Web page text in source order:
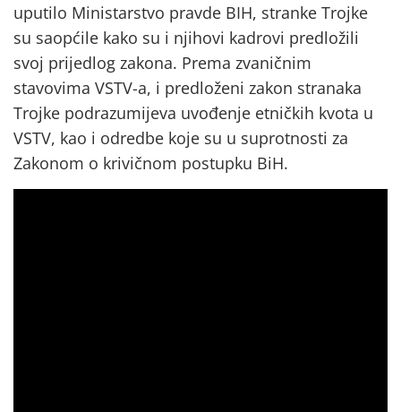
uputilo Ministarstvo pravde BIH, stranke Trojke
su saopćile kako su i njihovi kadrovi predložili
svoj prijedlog zakona. Prema zvaničnim
stavovima VSTV-a, i predloženi zakon stranaka
Trojke podrazumijeva uvođenje etničkih kvota u
VSTV, kao i odredbe koje su u suprotnosti za
Zakonom o krivičnom postupku BiH.